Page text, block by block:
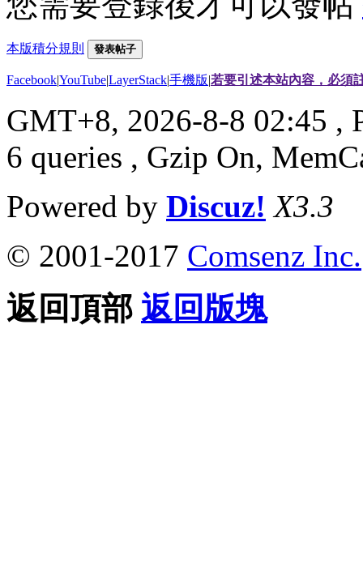
本版積分規則 發表帖子
Facebook|YouTube|LayerStack|手機版|若要引述本站內容，必須
GMT+8, 2026-8-8 02:45 ,
6 queries , Gzip On,
Powered by Discuz! X3.3
© 2001-2017 Comsenz Inc.
返回頂部 返回版塊